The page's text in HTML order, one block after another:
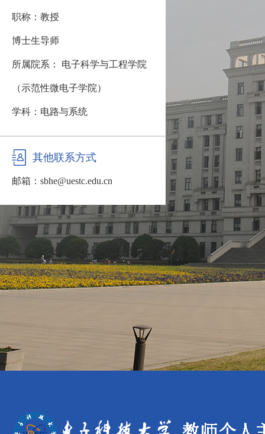
职称：教授
博士生导师
所属院系： 电子科学与工程学院
（示范性微电子学院）
学科：电路与系统
其他联系方式
邮箱： sbhe@uestc.edu.cn